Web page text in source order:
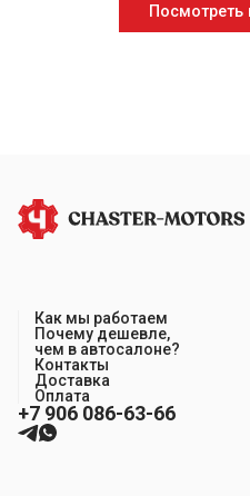
Посмотреть
Как мы работаем
Почему дешевле,
чем в автосалоне?
Контакты
Доставка
Оплата
+7 906 086-63-66